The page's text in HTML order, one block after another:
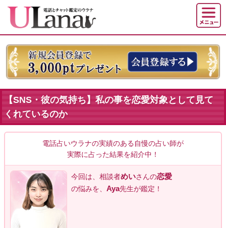
【SNS・彼の気持ち】私の事を恋愛対象として見て
くれているのか
電話占いウラナの実績のある自慢の占い師が
実際に占った結果を紹介中！
今回は、相談者めいさんの恋愛
の悩みを、Aya先生が鑑定！